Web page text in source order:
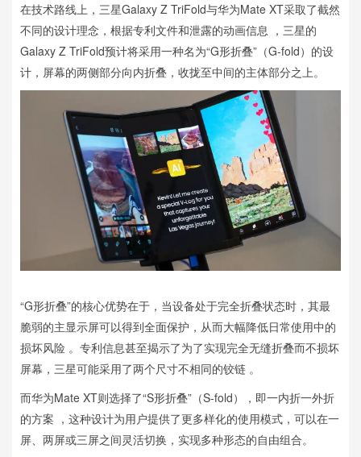
在技术路线上，三星Galaxy Z TriFold与华为Mate XT采取了截然
不同的设计理念，根据专利文件和泄露的动画信息 ，三星的
Galaxy Z TriFold预计将采用一种名为“G形折叠”（G-fold）的设
计，屏幕的两侧部分向内折叠，收拢至中间的主体部分之上。
“G形折叠”的核心优势在于，当设备处于完全折叠状态时，其最
脆弱的主显示屏可以得到全面保护，从而大幅降低日常使用中的
损坏风险 。专利信息甚至揭示了为了实现完全无缝折叠而不损坏
屏幕，三星可能采用了两个尺寸不相同的铰链 。
而华为Mate XT则选择了“S形折叠”（S-fold），即一内折一外折
的方案 ，这种设计为用户提供了更多样化的使用模式，可以在一
屏、两屏或三屏之间灵活切换，实现多种形态的自由组合。